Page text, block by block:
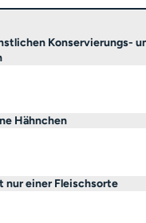
Konservierungs-
Hähnchen
nur einer Fleischsorte